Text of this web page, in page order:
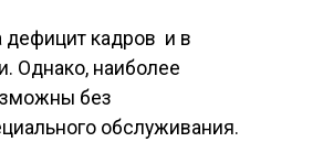
дефицит кадров и в
Однако, наиболее
без
обслуживания.